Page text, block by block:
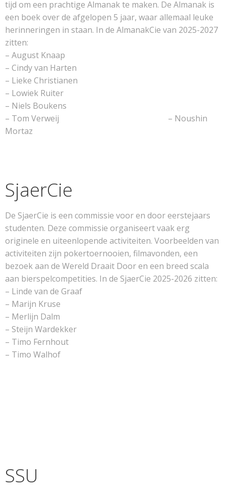
tijd om een prachtige Almanak te maken. De Almanak is
een boek over de afgelopen 5 jaar, waar allemaal leuke
herinneringen in staan. In de AlmanakCie van 2025-2027
zitten:
– August Knaap
– Cindy van Harten
– Lieke Christianen
– Lowiek Ruiter
– Niels Boukens
– Tom Verweij – Noushin
Mortaz
SjaerCie
De SjaerCie is een commissie voor en door eerstejaars
studenten. Deze commissie organiseert vaak erg
originele en uiteenlopende activiteiten. Voorbeelden van
activiteiten zijn pokertoernooien, filmavonden, een
bezoek aan de Wereld Draait Door en een breed scala
aan bierspelcompetities. In de SjaerCie 2025-2026 zitten:
– Linde van de Graaf
– Marijn Kruse
– Merlijn Dalm
– Steijn Wardekker
– Timo Fernhout
– Timo Walhof
SSU